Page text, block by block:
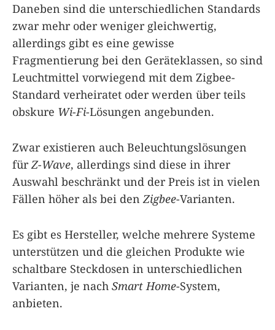
Daneben sind die unterschiedlichen Standards
zwar mehr oder weniger gleichwertig,
allerdings gibt es eine gewisse
Fragmentierung bei den Geräteklassen, so sind
Leuchtmittel vorwiegend mit dem Zigbee-
Standard verheiratet oder werden über teils
obskure Wi-Fi-Lösungen angebunden.
Zwar existieren auch Beleuchtungslösungen
fürZ-Wave, allerdings sind diese in ihrer
Auswahl beschränkt und der Preis ist in vielen
Fällen höher als bei den Zigbee-Varianten.
Es gibt es Hersteller, welche mehrere Systeme
unterstützen und die gleichen Produkte wie
schaltbare Steckdosen in unterschiedlichen
Varianten, je nach Smart Home-System,
anbieten.